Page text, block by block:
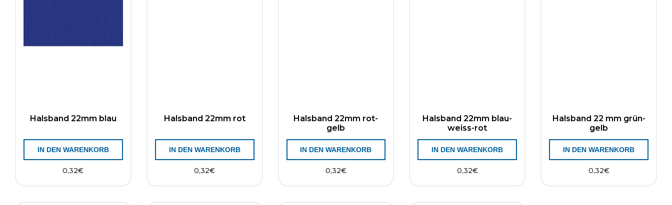
Halsband 22mm blau
0,32€
IN DEN WARENKORB
Halsband 22mm rot
0,32€
IN DEN WARENKORB
Halsband 22mm rot-
gelb
0,32€
IN DEN WARENKORB
Halsband 22mm blau-
weiss-rot
0,32€
IN DEN WARENKORB
Halsband 22 mm grün-
gelb
0,32€
IN DEN WARENKORB